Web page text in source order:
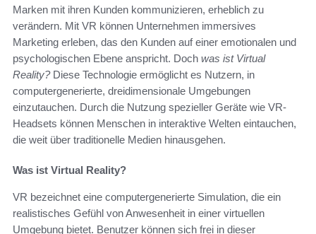
Marken mit ihren Kunden kommunizieren, erheblich zu
verändern. Mit VR können Unternehmen immersives
Marketing erleben, das den Kunden auf einer emotionalen und
psychologischen Ebene anspricht. Doch was ist Virtual
Reality?Diese Technologie ermöglicht es Nutzern, in
computergenerierte, dreidimensionale Umgebungen
einzutauchen. Durch die Nutzung spezieller Geräte wie VR-
Headsets können Menschen in interaktive Welten eintauchen,
die weit über traditionelle Medien hinausgehen.
Was ist Virtual Reality?
VR bezeichnet eine computergenerierte Simulation, die ein
realistisches Gefühl von Anwesenheit in einer virtuellen
Umgebung bietet. Benutzer können sich frei in dieser